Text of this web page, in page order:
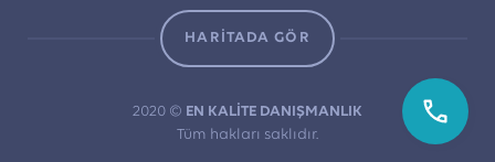
2020 © EN KALİTE DANIŞMANLIK
Tüm hakları saklıdır.
HARİTADA GÖR